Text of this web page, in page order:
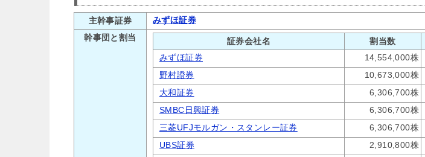
主幹事証券
みずほ証券
幹事団と割当
証券会社名 割当数
みずほ証券
14,554,000株
野村證券
10,673,000株
大和証券
6,306,700株
SMBC日興証券
6,306,700株
三菱UFJモルガン・スタンレー証券
6,306,700株
UBS証券
2,910,800株